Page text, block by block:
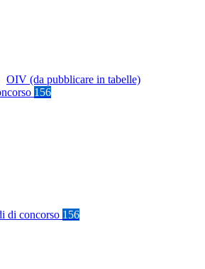
OIV (da pubblicare in tabelle)
156
di concorso 156